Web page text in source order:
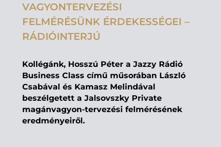
VAGYONTERVEZÉSI
FELMÉRÉSÜNK ÉRDEKESSÉGEI –
RÁDIÓINTERJÚ
Kollégánk, Hosszú Péter a Jazzy Rádió
Business Class című műsorában László
Csabával és Kamasz Melindával
beszélgetett a Jalsovszky Private
magánvagyon-tervezési felmérésének
eredményeiről.